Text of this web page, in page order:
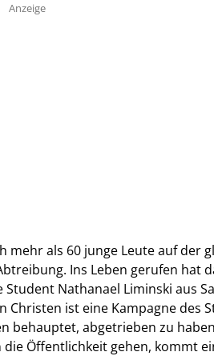
Anzeige
mehr als 60 junge Leute auf der
Ins Leben gerufen hat
Nathanael Liminski aus
ist eine Kampagne des
behauptet, abgetrieben zu
Öffentlichkeit gehen, kommt